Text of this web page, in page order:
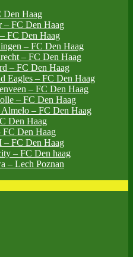
Den Haag
– FC Den Haag
FC Den Haag
– FC Den Haag
– FC Den Haag
– FC Den Haag
Eagles – FC Den Haag
– FC Den Haag
– FC Den Haag
Almelo – FC Den Haag
Den Haag
FC Den Haag
– FC Den Haag
– FC Den haag
– Lech Poznan